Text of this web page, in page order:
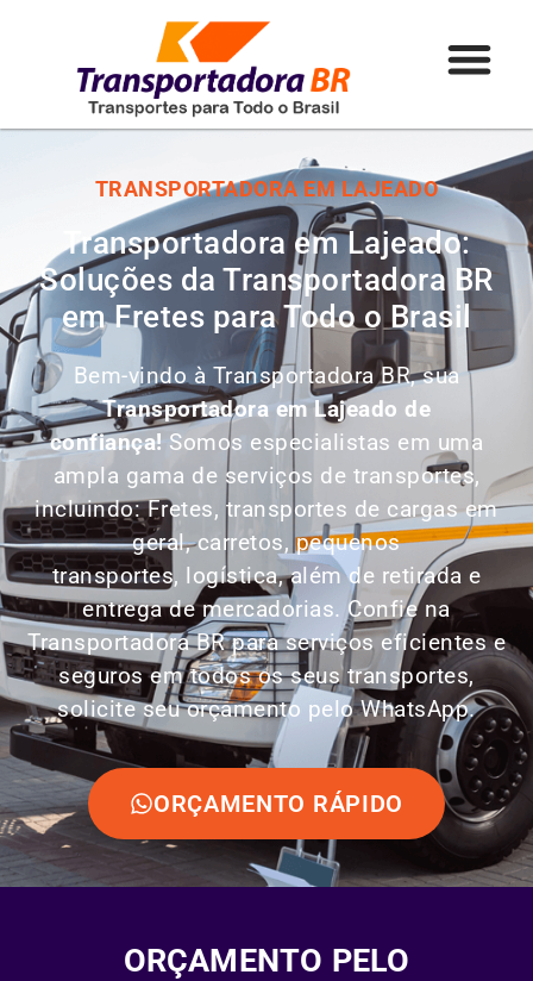
TRANSPORTADORA EM LAJEADO
Transportadora em Lajeado:
Soluções da Transportadora BR
em Fretes para Todo o Brasil
Bem-vindo à Transportadora BR, sua
Transportadora em Lajeado de
confiança! Somos especialistas em uma
ampla gama de serviços de transportes,
incluindo: Fretes, transportes de cargas em
geral, carretos, pequenos
transportes, logística, além de retirada e
entrega de mercadorias. Confie na
Transportadora BR para serviços eficientes e
seguros em todos os seus transportes,
solicite seu orçamento pelo WhatsApp.
ORÇAMENTO RÁPIDO
ORÇAMENTO PELO